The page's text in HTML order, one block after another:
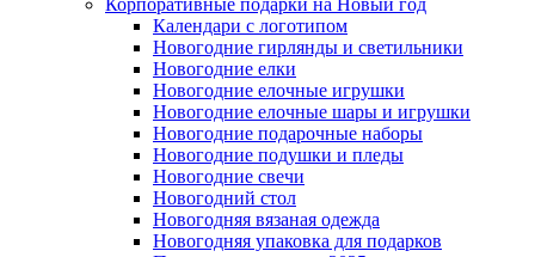
Корпоративные подарки на Новый год
Календари с логотипом
Новогодние гирлянды и светильники
Новогодние елки
Новогодние елочные игрушки
Новогодние елочные шары и игрушки
Новогодние подарочные наборы
Новогодние подушки и пледы
Новогодние свечи
Новогодний стол
Новогодняя вязаная одежда
Новогодняя упаковка для подарков